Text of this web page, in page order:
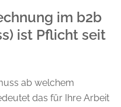
im b2b
ist Pflicht seit
ab welchem
das für Ihre Arbeit